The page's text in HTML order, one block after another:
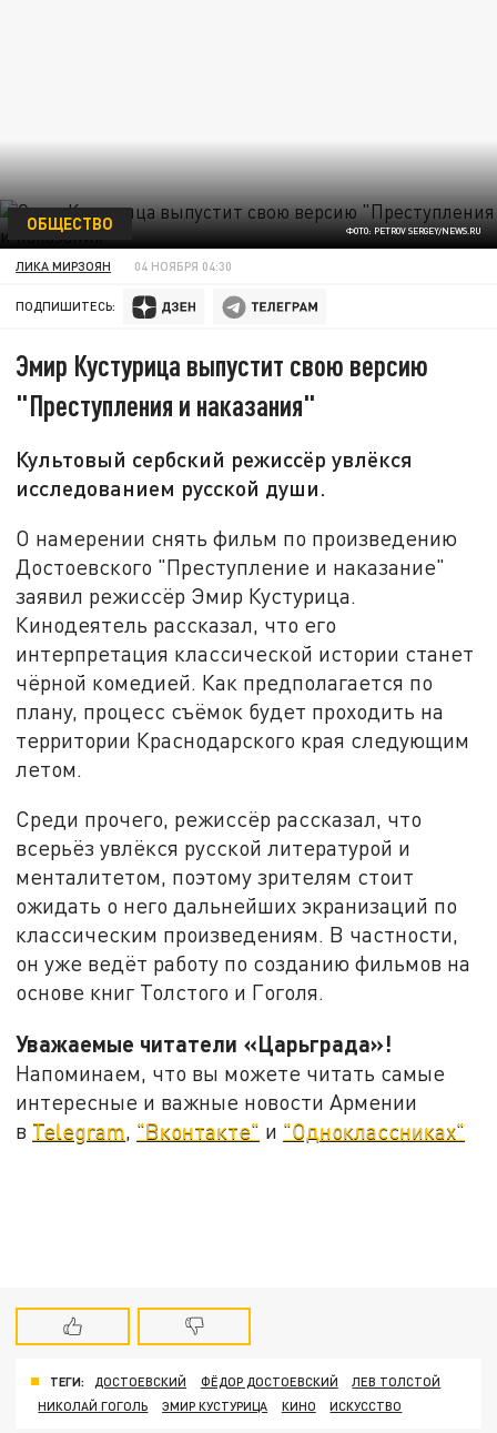
ФОТО: PETROV SERGEY/NEWS.RU
ОБЩЕСТВО
ЛИКА МИРЗОЯН 04 НОЯБРЯ 04:30
ПОДПИШИТЕСЬ:
Эмир Кустурица выпустит свою версию
"Преступления и наказания"
Культовый сербский режиссёр увлёкся
исследованием русской души.
О намерении снять фильм по произведению
Достоевского "Преступление и наказание"
заявил режиссёр Эмир Кустурица.
Кинодеятель рассказал, что его
интерпретация классической истории станет
чёрной комедией. Как предполагается по
плану, процесс съёмок будет проходить на
территории Краснодарского края следующим
летом.
Среди прочего, режиссёр рассказал, что
всерьёз увлёкся русской литературой и
менталитетом, поэтому зрителям стоит
ожидать о него дальнейших экранизаций по
классическим произведениям. В частности,
он уже ведёт работу по созданию фильмов на
основе книг Толстого и Гоголя.
Уважаемые читатели «Царьграда»!
Напоминаем, что вы можете читать самые
интересные и важные новости Армении
в Telegram, "Вконтакте" и "Одноклассниках"
ТЕГИ: ДОСТОЕВСКИЙ ФЁДОР ДОСТОЕВСКИЙ
ЛЕВ ТОЛСТОЙ
НИКОЛАЙ ГОГОЛЬ
ЭМИР КУСТУРИЦА КИНО ИСКУССТВО